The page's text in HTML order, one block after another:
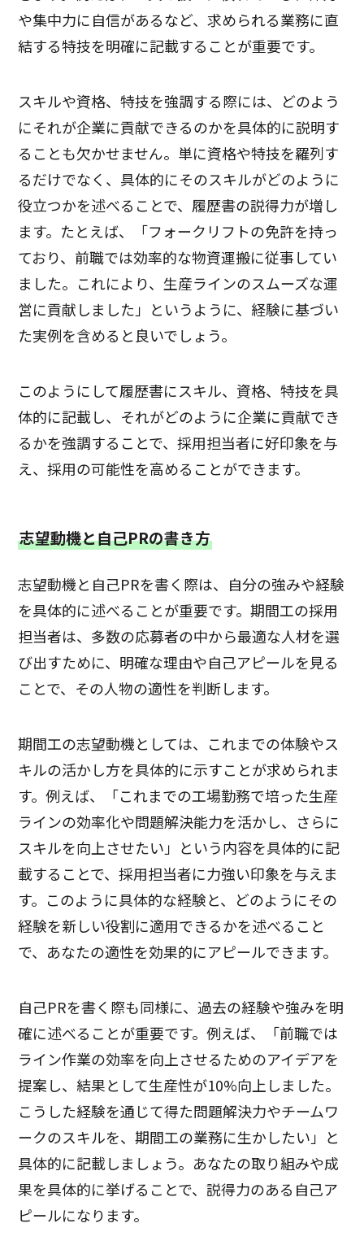
や集中力に自信があるなど、求められる業務に直
結する特技を明確に記載することが重要です。
スキルや資格、特技を強調する際には、どのよう
にそれが企業に貢献できるのかを具体的に説明す
ることも欠かせません。単に資格や特技を羅列す
るだけでなく、具体的にそのスキルがどのように
役立つかを述べることで、履歴書の説得力が増し
ます。たとえば、「フォークリフトの免許を持っ
ており、前職では効率的な物資運搬に従事してい
ました。これにより、生産ラインのスムーズな運
営に貢献しました」というように、経験に基づい
た実例を含めると良いでしょう。
このようにして履歴書にスキル、資格、特技を具
体的に記載し、それがどのように企業に貢献でき
るかを強調することで、採用担当者に好印象を与
え、採用の可能性を高めることができます。
志望動機と自己PRの書き方
志望動機と自己PRを書く際は、自分の強みや経験
を具体的に述べることが重要です。期間工の採用
担当者は、多数の応募者の中から最適な人材を選
び出すために、明確な理由や自己アピールを見る
ことで、その人物の適性を判断します。
期間工の志望動機としては、これまでの体験やス
キルの活かし方を具体的に示すことが求められま
す。例えば、「これまでの工場勤務で培った生産
ラインの効率化や問題解決能力を活かし、さらに
スキルを向上させたい」という内容を具体的に記
載することで、採用担当者に力強い印象を与えま
す。このように具体的な経験と、どのようにその
経験を新しい役割に適用できるかを述べること
で、あなたの適性を効果的にアピールできます。
自己PRを書く際も同様に、過去の経験や強みを明
確に述べることが重要です。例えば、「前職では
ライン作業の効率を向上させるためのアイデアを
提案し、結果として生産性が10%向上しました。
こうした経験を通じて得た問題解決力やチームワ
ークのスキルを、期間工の業務に生かしたい」と
具体的に記載しましょう。あなたの取り組みや成
果を具体的に挙げることで、説得力のある自己ア
ピールになります。